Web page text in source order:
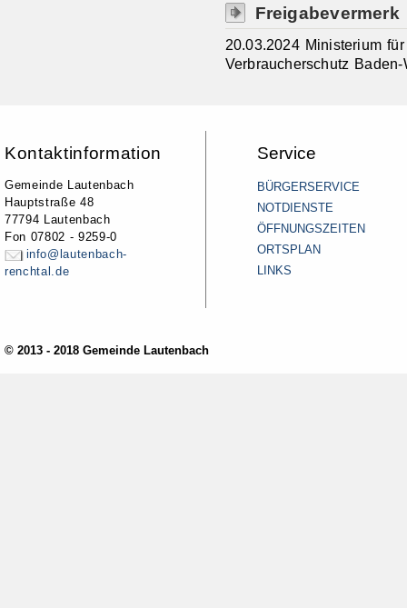
Freigabevermerk
20.03.2024 Ministerium
Verbraucherschutz Baden-
Kontaktinformation
Gemeinde Lautenbach
Hauptstraße 48
77794 Lautenbach
Fon 07802 - 9259-0
info@lautenbach-
renchtal.de
Service
BÜRGERSERVICE
NOTDIENSTE
ÖFFNUNGSZEITEN
ORTSPLAN
LINKS
© 2013 - 2018 Gemeinde Lautenbach